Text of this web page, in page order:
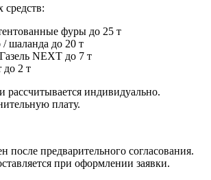
средств:
фуры до 25 т
шаланда до 20 т
NEXT до 7 т
до 2 т
рассчитывается индивидуально.
плату.
после предварительного согласования.
при оформлении заявки.